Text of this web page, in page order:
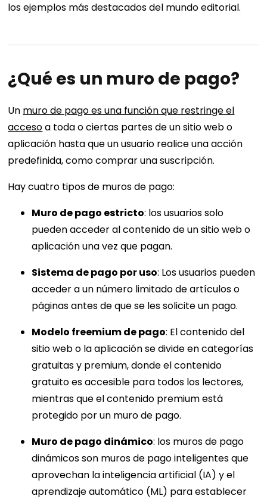
los ejemplos más destacados del mundo editorial.
¿Qué es un muro de pago?
Un muro de pago es una función que restringe el
accesoa toda o ciertas partes de un sitio web o
aplicación hasta que un usuario realice una acción
predefinida, como comprar una suscripción.
Hay cuatro tipos de muros de pago:
Muro de pago estricto: los usuarios solo
pueden acceder al contenido de un sitio web o
aplicación una vez que pagan.
Sistema de pago por uso: Los usuarios pueden
acceder a un número limitado de artículos o
páginas antes de que se les solicite un pago.
Modelo freemium de pago: El contenido del
sitio web o la aplicación se divide en categorías
gratuitas y premium, donde el contenido
gratuito es accesible para todos los lectores,
mientras que el contenido premium está
protegido por un muro de pago.
Muro de pago dinámico: los muros de pago
dinámicos son muros de pago inteligentes que
aprovechan la inteligencia artificial (IA) y el
aprendizaje automático (ML) para establecer